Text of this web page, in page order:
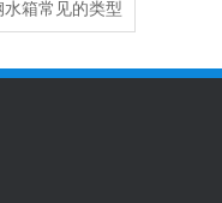
水箱常见的类型